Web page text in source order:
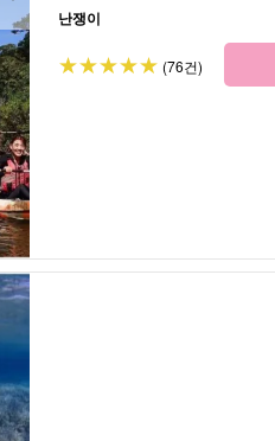
난쟁이
(76건)